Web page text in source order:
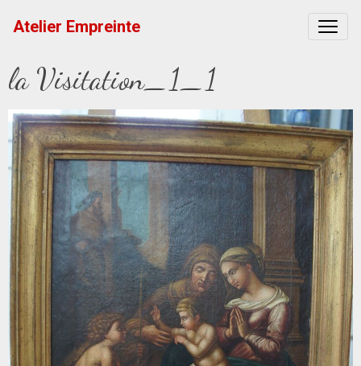
Atelier Empreinte
la Visitation_1_1